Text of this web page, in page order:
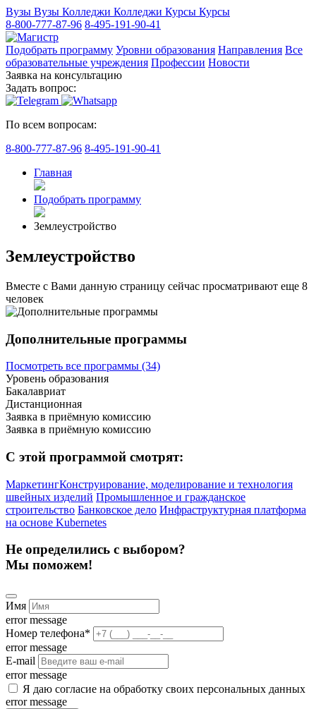
Вузы Вузы Колледжи Колледжи Курсы Курсы
8-800-777-87-96 8-495-191-90-41
Подобрать программу Уровни образования Направления Все
образовательные учреждения Профессии Новости
Заявка на консультацию
Задать вопрос:
По всем вопросам:
8-800-777-87-96 8-495-191-90-41
Главная
Подобрать программу
Землеустройство
Землеустройство
Вместе с Вами данную страницу сейчас просматривают еще 8
человек
Дополнительные программы
Посмотреть все программы (34)
Уровень образования
Бакалавриат
Дистанционная
Заявка в приёмную комиссию
Заявка в приёмную комиссию
С этой программой смотрят:
Маркетинг​Конструирование, моделирование и технология
швейных изделий Промышленное и гражданское
строительство Банковское дело Инфраструктур­ная платформа
на основе Kubernetes
Не определились с выбором?
Мы поможем!
Имя
error message
Номер телефона*
error message
E-mail
error message
Я даю согласие на обработку своих персональных данных
error message